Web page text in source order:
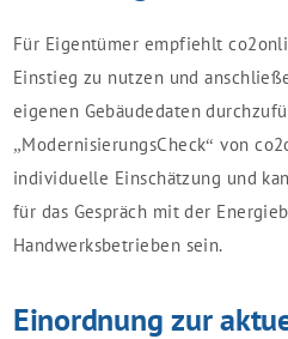
Für Eigentümer empfiehlt
Einstieg zu nutzen und
eigenen Gebäudedaten
„ModernisierungsCheck“ von
individuelle Einschätzung und
für das Gespräch mit der
Handwerksbetrieben sein.
Einordnung zur